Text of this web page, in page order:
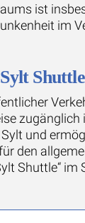
ist
im
und
den
Shuttle“